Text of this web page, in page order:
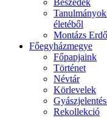
Beszédek
életéből
Montázs
Főegyházmegye
Főpapjaink
Történet
Névtár
Körlevelek
Rekollekció